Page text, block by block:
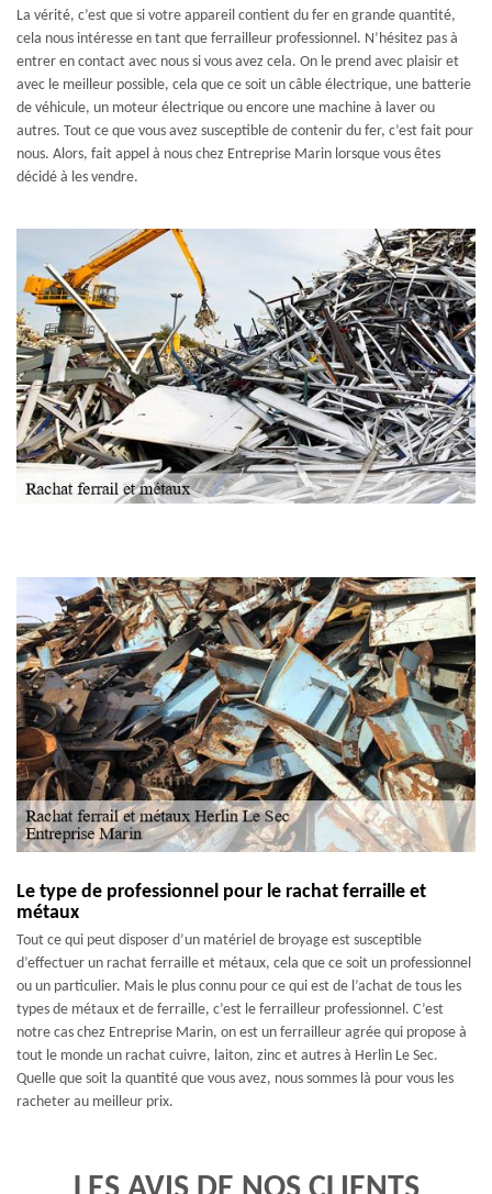
La vérité, c’est que si votre appareil contient du fer en grande quantité,
cela nous intéresse en tant que ferrailleur professionnel. N’hésitez pas à
entrer en contact avec nous si vous avez cela. On le prend avec plaisir et
avec le meilleur possible, cela que ce soit un câble électrique, une batterie
de véhicule, un moteur électrique ou encore une machine à laver ou
autres. Tout ce que vous avez susceptible de contenir du fer, c’est fait pour
nous. Alors, fait appel à nous chez Entreprise Marin lorsque vous êtes
décidé à les vendre.
Le type de professionnel pour le rachat ferraille et
métaux
Tout ce qui peut disposer d’un matériel de broyage est susceptible
d’effectuer un rachat ferraille et métaux, cela que ce soit un professionnel
ou un particulier. Mais le plus connu pour ce qui est de l’achat de tous les
types de métaux et de ferraille, c’est le ferrailleur professionnel. C’est
notre cas chez Entreprise Marin, on est un ferrailleur agrée qui propose à
tout le monde un rachat cuivre, laiton, zinc et autres à Herlin Le Sec.
Quelle que soit la quantité que vous avez, nous sommes là pour vous les
racheter au meilleur prix.